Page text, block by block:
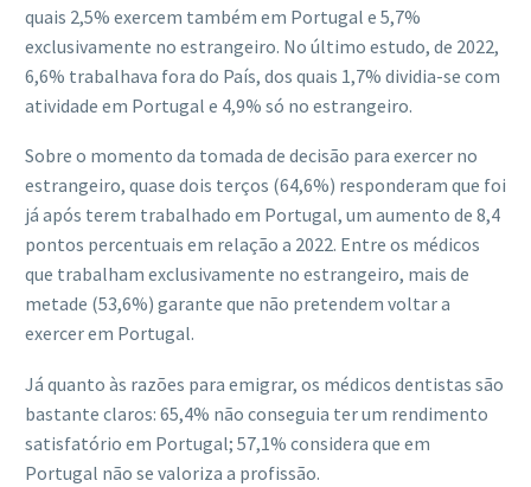
quais 2,5% exercem também em Portugal e 5,7%
exclusivamente no estrangeiro. No último estudo, de 2022,
6,6% trabalhava fora do País, dos quais 1,7% dividia-se com
atividade em Portugal e 4,9% só no estrangeiro.
Sobre o momento da tomada de decisão para exercer no
estrangeiro, quase dois terços (64,6%) responderam que foi
já após terem trabalhado em Portugal, um aumento de 8,4
pontos percentuais em relação a 2022. Entre os médicos
que trabalham exclusivamente no estrangeiro, mais de
metade (53,6%) garante que não pretendem voltar a
exercer em Portugal.
Já quanto às razões para emigrar, os médicos dentistas são
bastante claros: 65,4% não conseguia ter um rendimento
satisfatório em Portugal; 57,1% considera que em
Portugal não se valoriza a profissão.